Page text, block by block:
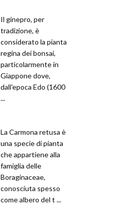
Il ginepro, per
tradizione, è
considerato la pianta
regina dei bonsai,
particolarmente in
Giappone dove,
dall'epoca Edo (1600
...
La Carmona retusa è
una specie di pianta
che appartiene alla
famiglia delle
Boraginaceae,
conosciuta spesso
come albero del t ...